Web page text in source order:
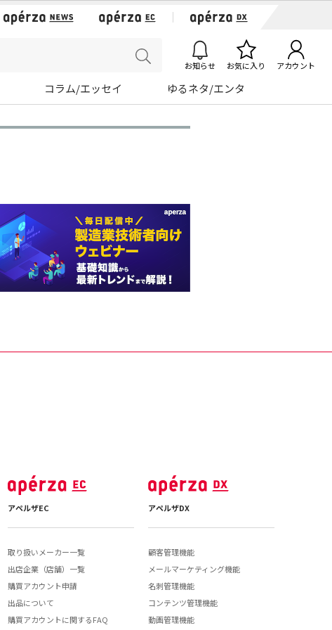
お知らせ お気に入り アカウント
コラム/エッセイ ゆるネタ/エンタ
アペルザEC
取り扱いメーカー一覧
出店企業（店舗）一覧
購買アカウント申請
出品について
購買アカウントに関するFAQ
アペルザDX
顧客管理機能
メールマーケティング機能
名刺管理機能
コンテンツ管理機能
動画管理機能